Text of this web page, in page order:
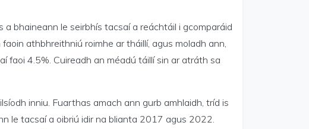
bhaineann le seirbhís tacsaí a reáchtáil i gcomparáid
athbhreithniú roimhe ar tháillí, agus moladh ann,
faoi 4.5%. Cuireadh an méadú táillí sin ar atráth sa
inniu. Fuarthas amach ann gurb amhlaidh, tríd is
le tacsaí a oibriú idir na blianta 2017 agus 2022.